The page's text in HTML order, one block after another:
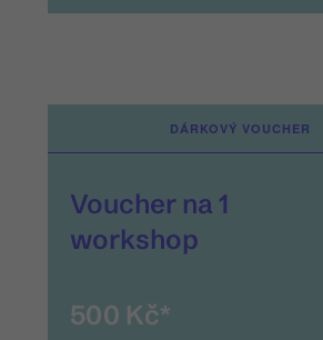
DÁRKOVÝ VOUCHER
Voucher na 1
workshop
500 Kč*